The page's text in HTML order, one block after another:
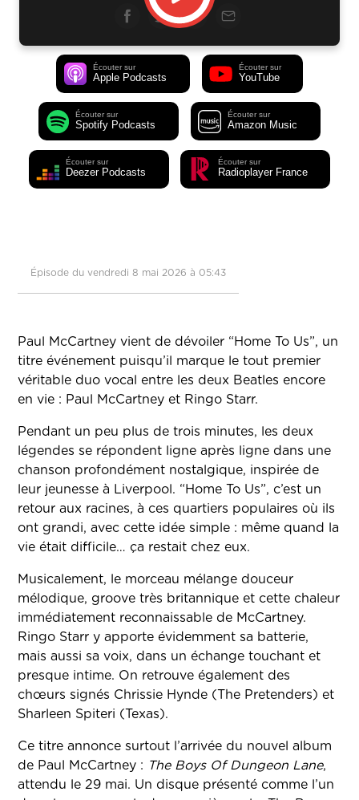
Écouter sur
Apple Podcasts
Écouter sur
YouTube
Écouter sur
Spotify Podcasts
Écouter sur
Amazon Music
Écouter sur
Deezer Podcasts
Écouter sur
Radioplayer France
Épisode du vendredi 8 mai 2026 à 05:43
Paul McCartney vient de dévoiler “Home To Us”, un
titre événement puisqu’il marque le tout premier
véritable duo vocal entre les deux Beatles encore
en vie : Paul McCartney et Ringo Starr.
Pendant un peu plus de trois minutes, les deux
légendes se répondent ligne après ligne dans une
chanson profondément nostalgique, inspirée de
leur jeunesse à Liverpool. “Home To Us”, c’est un
retour aux racines, à ces quartiers populaires où ils
ont grandi, avec cette idée simple : même quand la
vie était difficile… ça restait chez eux.
Musicalement, le morceau mélange douceur
mélodique, groove très britannique et cette chaleur
immédiatement reconnaissable de McCartney.
Ringo Starr y apporte évidemment sa batterie,
mais aussi sa voix, dans un échange touchant et
presque intime. On retrouve également des
chœurs signés Chrissie Hynde (The Pretenders) et
Sharleen Spiteri (Texas).
Ce titre annonce surtout l’arrivée du nouvel album
de Paul McCartney : The Boys Of Dungeon Lane,
attendu le 29 mai. Un disque présenté comme l’un